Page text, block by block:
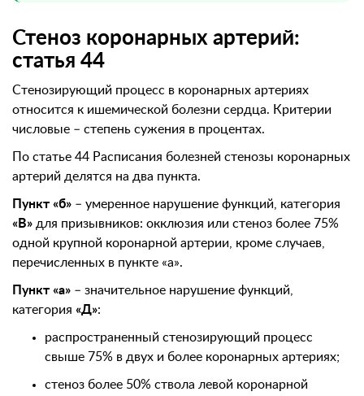
Стеноз коронарных артерий:
статья 44
Стенозирующий процесс в коронарных артериях
относится к ишемической болезни сердца. Критерии
числовые – степень сужения в процентах.
По статье 44 Расписания болезней стенозы коронарных
артерий делятся на два пункта.
Пункт «б» – умеренное нарушение функций, категория
«В» для призывников: окклюзия или стеноз более 75%
одной крупной коронарной артерии, кроме случаев,
перечисленных в пункте «а».
Пункт «а» – значительное нарушение функций,
категория «Д»:
распространенный стенозирующий процесс
свыше 75% в двух и более коронарных артериях;
стеноз более 50% ствола левой коронарной